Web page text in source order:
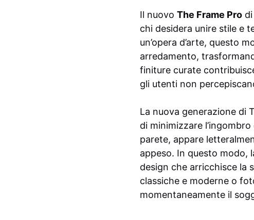
Il nuovo The Frame Pro di
chi desidera unire stile e
un’opera d’arte, questo
arredamento,
finiture curate
gli utenti non
La nuova generazione di
di minimizzare
parete, appare
appeso. In questo modo,
design che arricchisce la
classiche e moderne o
momentaneamente il